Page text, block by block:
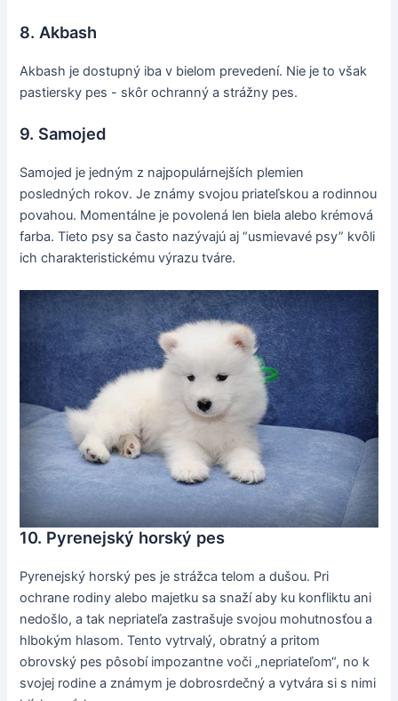
8. Akbash
Akbash je dostupný iba v bielom prevedení. Nie je to však
pastiersky pes - skôr ochranný a strážny pes.
9. Samojed
Samojed je jedným z najpopulárnejších plemien
posledných rokov. Je známy svojou priateľskou a rodinnou
povahou. Momentálne je povolená len biela alebo krémová
farba. Tieto psy sa často nazývajú aj “usmievavé psy” kvôli
ich charakteristickému výrazu tváre.
10. Pyrenejský horský pes
Pyrenejský horský pes je strážca telom a dušou. Pri
ochrane rodiny alebo majetku sa snaží aby ku konfliktu ani
nedošlo, a tak nepriateľa zastrašuje svojou mohutnosťou a
hlbokým hlasom. Tento vytrvalý, obratný a pritom
obrovský pes pôsobí impozantne voči „nepriateľom“, no k
svojej rodine a známym je dobrosrdečný a vytvára si s nimi